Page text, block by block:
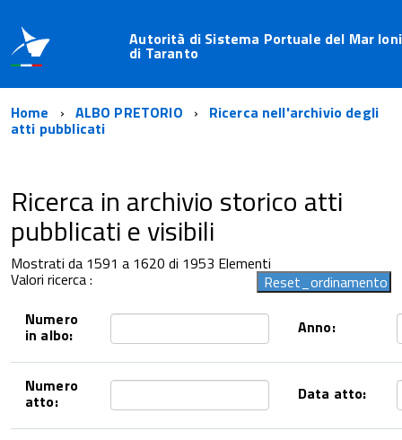
Autorità di Sistema Portuale del Mar
di Taranto
Home ALBO PRETORIO Ricerca nell'archivio degli
atti pubblicati
Ricerca in archivio storico atti
pubblicati e visibili
Mostrati da 1591 a 1620 di 1953 Elementi
Valori ricerca :
Numero
in albo: Anno:
Numero
atto: Data atto: